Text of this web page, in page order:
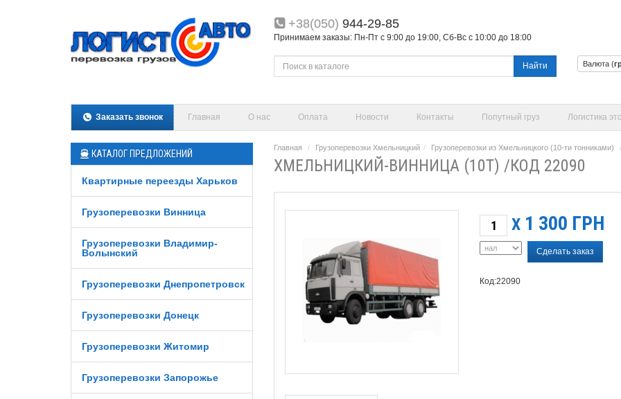
+38(050) 944-29-85
Принимаем заказы: Пн-Пт с 9:00 до 19:00, Сб-Вс с 10:00 до 18:00
Найти Валюта (
Заказать звонок Главная О нас Оплата Новости Контакты Попутный груз Логистика
КАТАЛОГ ПРЕДЛОЖЕНИЙ
Квартирные переезды Харьков
Грузоперевозки Винница
Грузоперевозки Владимир-
Волынский
Грузоперевозки Днепропетровск
Грузоперевозки Донецк
Грузоперевозки Житомир
Грузоперевозки Запорожье
Главная Грузоперевозки Хмельницкий Грузоперевозки из Хмельницкого (10-ти тонниками)
ХМЕЛЬНИЦКИЙ-ВИННИЦА (10Т) /КОД 22090
X 1 300 ГРН
Сделать заказ
Код:22090